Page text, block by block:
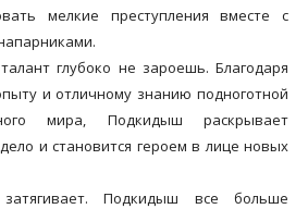
мелкие преступления вместе с
глубоко не зароешь. Благодаря
и отличному знанию подноготной
мира, Подкидыш раскрывает
и становится героем в лице новых
Подкидыш все больше